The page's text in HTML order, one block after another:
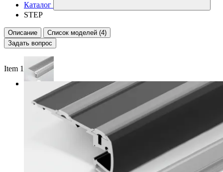
Каталог
STEP
Описание
Список моделей (4)
Задать вопрос
Item 1 of 3